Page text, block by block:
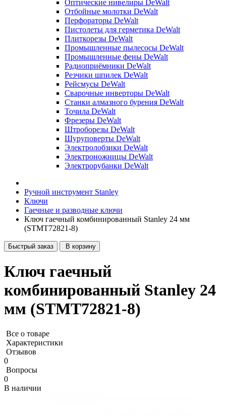
Оптические нивелиры DeWalt
Отбойные молотки DeWalt
Перфораторы DeWalt
Пистолеты для герметика DeWalt
Плиткорезы DeWalt
Промышленные пылесосы DeWalt
Промышленные фены DeWalt
Радиоприёмники DeWalt
Резчики шпилек DeWalt
Рейсмусы DeWalt
Сварочные инверторы DeWalt
Станки алмазного бурения DeWalt
Точила DeWalt
Фрезеры DeWalt
Штроборезы DeWalt
Шуруповерты DeWalt
Электролобзики DeWalt
Электроножницы DeWalt
Электрорубанки DeWalt
Ручной инструмент Stanley
Ключи
Гаечные и разводные ключи
Ключ гаечный комбинированный Stanley 24 мм
(STMT72821-8)
Быстрый заказ В корзину
Ключ гаечный
комбинированный Stanley 24
мм (STMT72821-8)
Все о товаре
Характеристики
Отзывов
0
Вопросы
0
В наличии